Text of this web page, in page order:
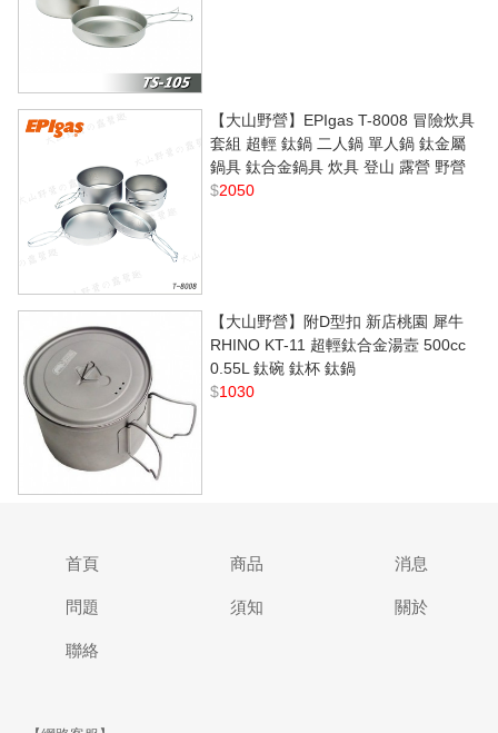
【大山野營】EPIgas T-8008 冒險炊具
套組 超輕 鈦鍋 二人鍋 單人鍋 鈦金屬
鍋具 鈦合金鍋具 炊具 登山 露營 野營
$2050
【大山野營】附D型扣 新店桃園 犀牛
RHINO KT-11 超輕鈦合金湯壼 500cc
0.55L 鈦碗 鈦杯 鈦鍋
$1030
首頁 商品 消息
問題 須知 關於
聯絡